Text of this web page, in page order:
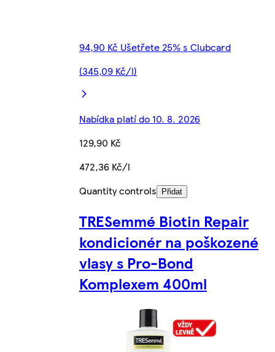
94,90 Kč Ušetřete 25% s Clubcard
(345,09 Kč/l)
Nabídka platí do 10. 8. 2026
129,90 Kč
472,36 Kč/l
Quantity controls
Přidat
TRESemmé Biotin Repair
kondicionér na poškozené
vlasy s Pro-Bond
Komplexem 400ml